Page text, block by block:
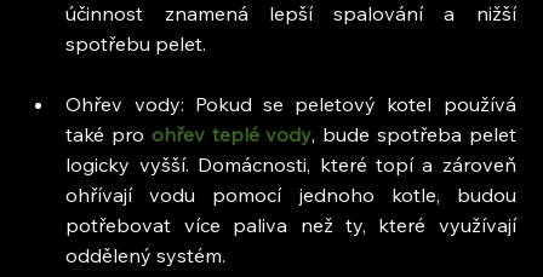
účinnost znamená lepší spalování a nižší
spotřebu pelet.
Ohřev vody: Pokud se peletový kotel používá
také pro ohřev teplé vody, bude spotřeba pelet
logicky vyšší. Domácnosti, které topí a zároveň
ohřívají vodu pomocí jednoho kotle, budou
potřebovat více paliva než ty, které využívají
oddělený systém.